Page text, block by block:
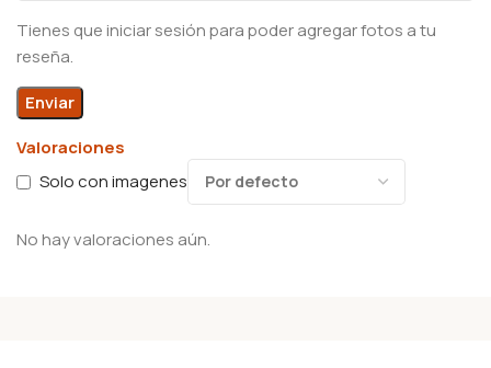
Valoraciones
Solo con imagenes
No hay valoraciones aún.
Tienes que iniciar sesión para poder agregar fotos a tu
reseña.